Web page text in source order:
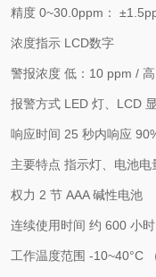
精度 0~30.0ppm：
浓度指示 LCD数字
警报浓度 低：10 ppm /
报警方式 LED 灯、LCD
响应时间 25 秒内响应
主要特点 指示灯、电池电
权力 2 节 AAA 碱性电池
连续使用时间 约 600 小时
工作温度范围 -10~40°C